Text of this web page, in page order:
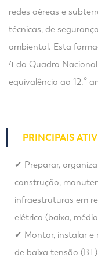
redes aéreas e
técnicas, de
ambiental. Esta
4 do Quadro
equivalência ao 12.º
PRINCIPAIS
✔ Preparar,
construção,
infraestruturas em
elétrica (baixa,
✔ Montar, instalar e
de baixa tensão